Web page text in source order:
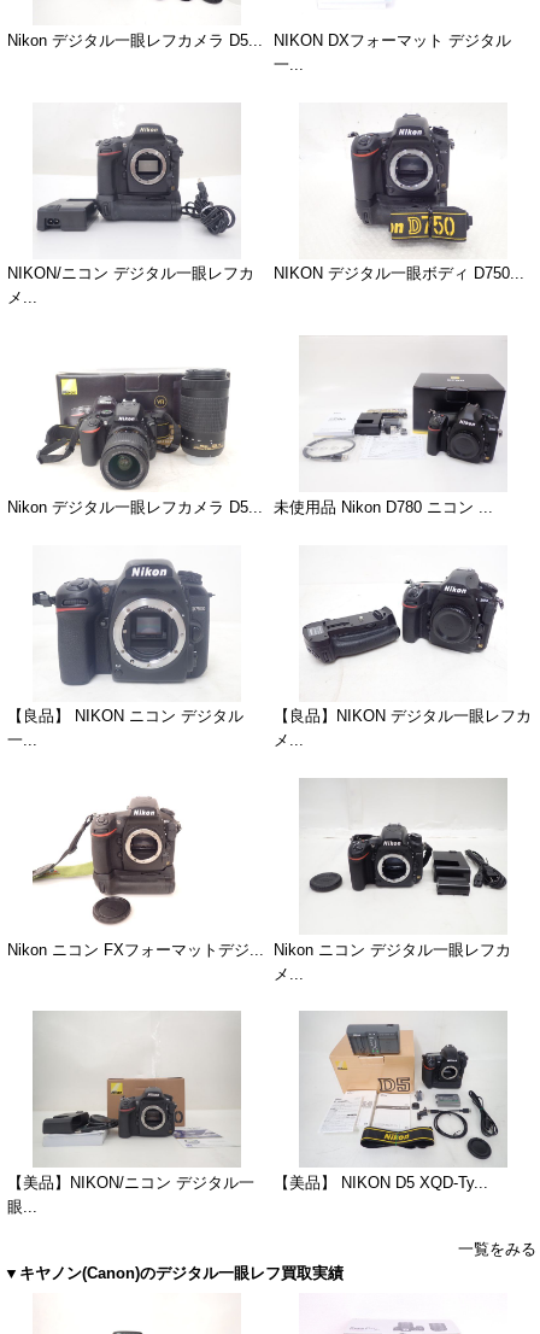
Nikon デジタル一眼レフカメラ D5...
NIKON DXフォーマット デジタル
一...
NIKON/ニコン デジタル一眼レフカ
メ...
NIKON デジタル一眼ボディ D750...
Nikon デジタル一眼レフカメラ D5... 未使用品 Nikon D780 ニコン ...
【良品】 NIKON ニコン デジタル
一...
【良品】NIKON デジタル一眼レフカ
メ...
Nikon ニコン FXフォーマットデジ...
Nikon ニコン デジタル一眼レフカ
メ...
【美品】NIKON/ニコン デジタル一
眼...
【美品】 NIKON D5 XQD-Ty...
一覧をみる
▼キヤノン(Canon)のデジタル一眼レフ買取実績